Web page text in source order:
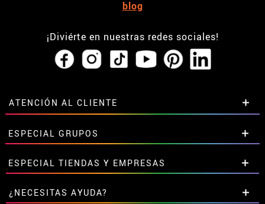
blog
¡Diviérte en nuestras redes sociales!
ATENCIÓN AL CLIENTE
• Horario tienda IBI
•Descuento estudiantes
• Sobre nosotros
• Condiciones de venta
• Aviso legal yPrivacidad
ESPECIAL GRUPOS
Descuentos especiales para grupos.
Contáctanos aquí
ESPECIAL TIENDAS Y EMPRESAS
Descuentos exclusivos para tiendas y empresas.
¿NECESITAS AYUDA?